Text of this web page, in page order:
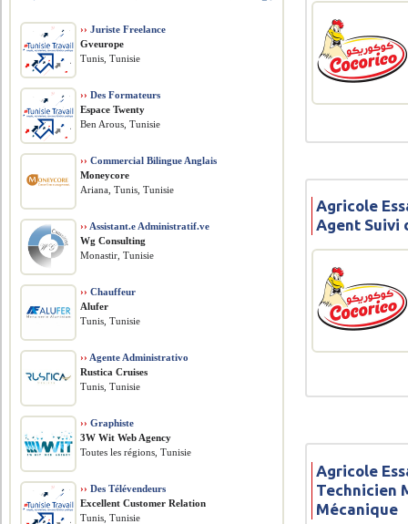
Agricole
Agent Suivi
Agricole
Technicien
Mécanique
›› Juriste Freelance
Gveurope
Tunis, Tunisie
›› Des Formateurs
Espace Twenty
Ben Arous, Tunisie
›› Commercial Bilingue Anglais
Moneycore
Ariana, Tunis, Tunisie
›› Assistant.e Administratif.ve
Wg Consulting
Monastir, Tunisie
›› Chauffeur
Alufer
Tunis, Tunisie
›› Agente Administrativo
Rustica Cruises
Tunis, Tunisie
›› Graphiste
3W Wit Web Agency
Toutes les régions, Tunisie
›› Des Télévendeurs
Excellent Customer Relation
Tunis, Tunisie